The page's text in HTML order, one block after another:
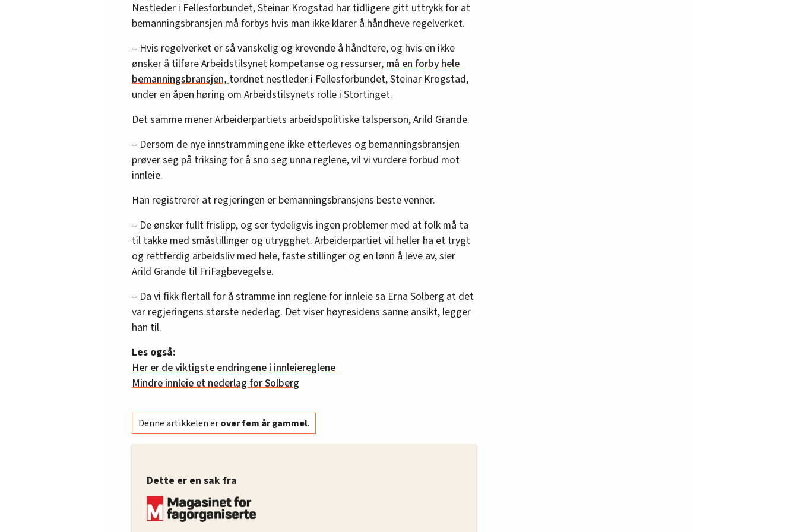
Nestleder i Fellesforbundet, Steinar Krogstad har tidligere gitt uttrykk for at
bemanningsbransjen må forbys hvis man ikke klarer å håndheve regelverket.
– Hvis regelverket er så vanskelig og krevende å håndtere, og hvis en ikke
ønsker å tilføre Arbeidstilsynet kompetanse og ressurser,må en forby hele
bemanningsbransjen,tordnet nestleder i Fellesforbundet, Steinar Krogstad,
under en åpen høring om Arbeidstilsynets rolle i Stortinget.
Det samme mener Arbeiderpartiets arbeidspolitiske talsperson, Arild Grande.
– Dersom de nye innstrammingene ikke etterleves og bemanningsbransjen
prøver seg på triksing for å sno seg unna reglene, vil vi vurdere forbud mot
innleie.
Han registrerer at regjeringen er bemanningsbransjens beste venner.
– De ønsker fullt frislipp, og ser tydeligvis ingen problemer med at folk må ta
til takke med småstillinger og utrygghet. Arbeiderpartiet vil heller ha et trygt
og rettferdig arbeidsliv med hele, faste stillinger og en lønn å leve av, sier
Arild Grande til FriFagbevegelse.
– Da vi fikk flertall for å stramme inn reglene for innleie sa Erna Solberg at det
var regjeringens største nederlag. Det viser høyresidens sanne ansikt, legger
han til.
Les også:
Her er de viktigste endringene i innleiereglene
Mindre innleie et nederlag for Solberg
Denne artikkelen erover fem år gammel.
Dette er en sak fra